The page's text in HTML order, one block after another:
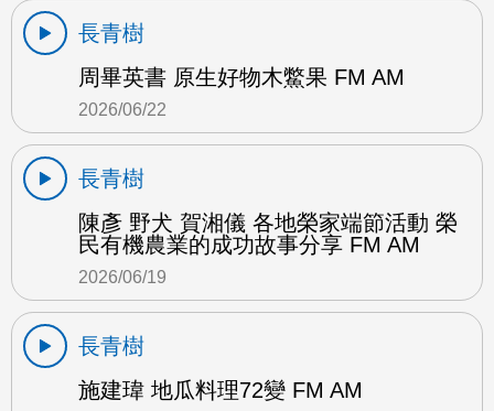
長青樹
周畢英書 原生好物木鱉果 FM AM
2026/06/22
長青樹
陳彥 野犬 賀湘儀 各地榮家端節活動 榮
民有機農業的成功故事分享 FM AM
2026/06/19
長青樹
施建瑋 地瓜料理72變 FM AM